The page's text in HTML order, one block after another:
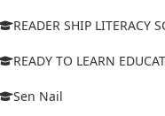
READER SHIP LITERACY
READY TO LEARN
Sen Nail